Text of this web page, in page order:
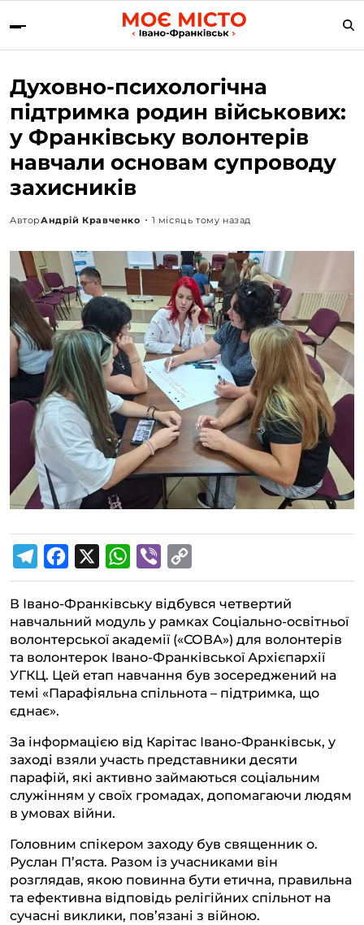
Духовно-психологічна
підтримка родин військових:
у Франківську волонтерів
навчали основам супроводу
захисників
АвторАндрій Кравченко 1 місяць тому назад
e
l
e
g
r
a
c
e
b
o
o
W
h
a
t
s
A
p
i
b
e
r
o
p
y
L
i
n
В Івано-Франківську відбувся четвертий
навчальний модуль у рамках Соціально-освітньої
волонтерської академії («СОВА») для волонтерів
та волонтерок Івано-Франківської Архієпархії
УГКЦ. Цей етап навчання був зосереджений на
темі «Парафіяльна спільнота – підтримка, що
єднає».
За інформацією від Карітас Івано-Франківськ, у
заході взяли участь представники десяти
парафій, які активно займаються соціальним
служінням у своїх громадах, допомагаючи людям
в умовах війни.
Головним спікером заходу був священник о.
Руслан П’яста. Разом із учасниками він
розглядав, якою повинна бути етична, правильна
та ефективна відповідь релігійних спільнот на
сучасні виклики, пов’язані з війною.